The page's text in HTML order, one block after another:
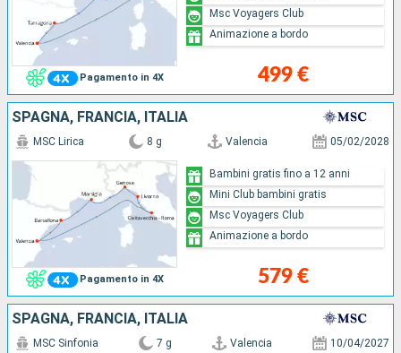
Pagamento in 4X 499 €
Msc Voyagers Club
Animazione a bordo
SPAGNA, FRANCIA, ITALIA
Pagamento in 4X
MSC Lirica 8 g Valencia 05/02/2028
579 €
Bambini gratis fino a 12 anni
Mini Club bambini gratis
Msc Voyagers Club
Animazione a bordo
SPAGNA, FRANCIA, ITALIA
MSC Sinfonia 7 g Valencia 10/04/2027